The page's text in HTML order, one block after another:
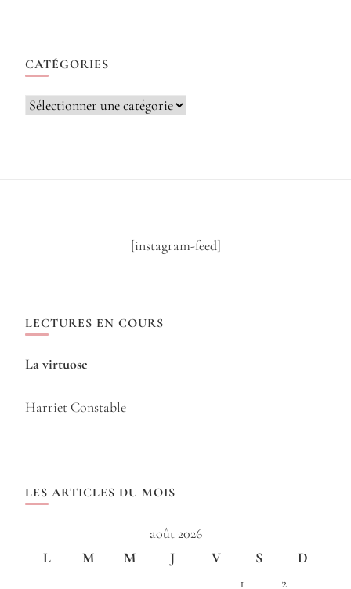
CATÉGORIES
Catégories
[instagram-feed]
LECTURES EN COURS
La virtuose
Harriet Constable
LES ARTICLES DU MOIS
août 2026
L
M M J V S
D
1
2